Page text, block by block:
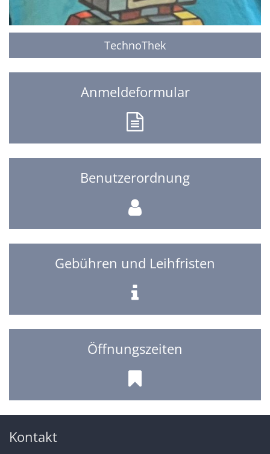
TechnoThek
Anmeldeformular
Benutzerordnung
Gebühren und Leihfristen
Öffnungszeiten
Kontakt